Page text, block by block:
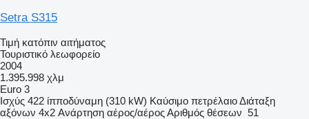
Setra S315
Τιμή κατόπιν αιτήματος
Τουριστικό λεωφορείο
2004
1.395.998 χλμ
Euro 3
Ισχύς 422 ίπποδύναμη (310 kW) Καύσιμο πετρέλαιοΔιάταξη
αξόνων 4x2 Ανάρτηση αέρος/αέροςΑριθμός θέσεων 51